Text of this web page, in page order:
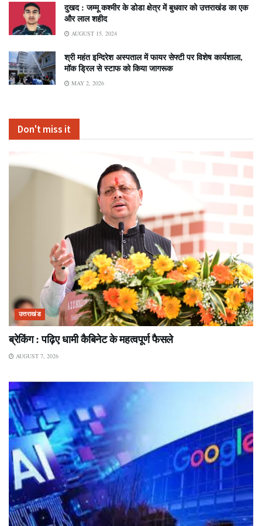
दुखद : जम्मू कश्मीर के डोडा क्षेत्र में बुधवार को उत्तराखंड का एक
और लाल शहीद
AUGUST 15, 2024
श्री महंत इन्दिरेश अस्पताल में फायर सेफ्टी पर विशेष कार्यशाला,
मॉक ड्रिल से स्टाफ को किया जागरूक
MAY 2, 2026
Don't miss it
उत्तराखंड
ब्रेकिंग : पढ़िए धामी कैबिनेट के महत्वपूर्ण फैसले
AUGUST 7, 2026